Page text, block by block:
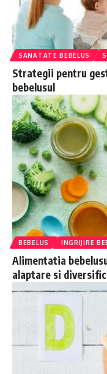
SANATATE BEBELUS
Strategii pentru
bebelusul
BEBELUS INGRIJIRE
Alimentatia
alaptare si